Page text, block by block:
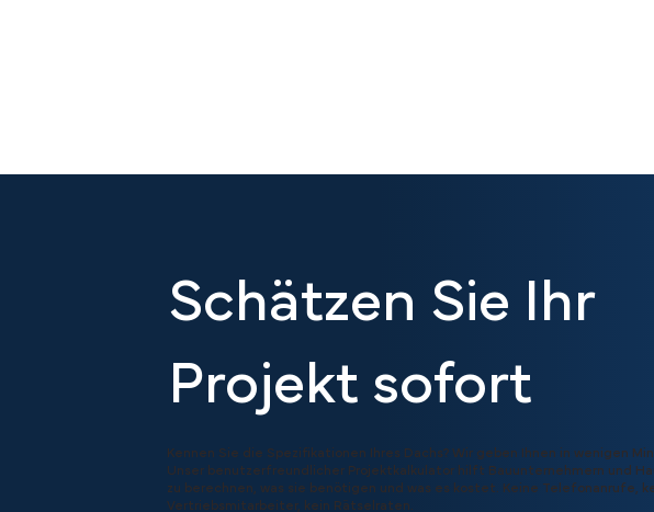
Schätzen Sie Ihr
Projekt sofort
Kennen Sie die Spezifikationen Ihres Dachs? Wir geben Ihnen in wenigen
Unser benutzerfreundlicher Projektkalkulator hilft Bauunternehmern und
zu berechnen, was sie benötigen und was es kostet. Keine Telefonanrufe,
Vertriebsmitarbeiter, kein Rätselraten.